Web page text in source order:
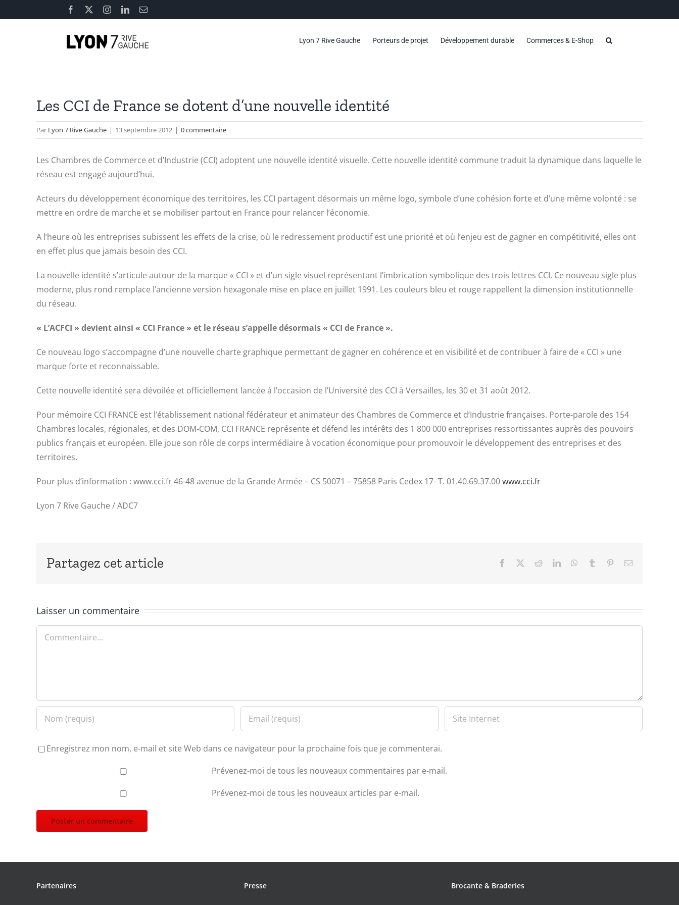
au
Facebook InstagramLinkedInEmail
Lyon 7 Rive Gauche Porteurs de projet Développement durable Commerces & E-Shop
Les CCI de France se dotent d’une nouvelle identité
Par Lyon 7 Rive Gauche | 13 septembre 2012 | 0 commentaire
Les Chambres de Commerce et d’Industrie (CCI) adoptent une nouvelle identité visuelle. Cette nouvelle identité commune traduit la dynamique dans laquelle le
réseau est engagé aujourd’hui.
Acteurs du développement économique des territoires, les CCI partagent désormais un même logo, symbole d’une cohésion forte et d’une même volonté : se
mettre en ordre de marche et se mobiliser partout en France pour relancer l’économie.
A l’heure où les entreprises subissent les effets de la crise, où le redressement productif est une priorité et où l’enjeu est de gagner en compétitivité, elles ont
en effet plus que jamais besoin des CCI.
La nouvelle identité s’articule autour de la marque « CCI » et d’un sigle visuel représentant l’imbrication symbolique des trois lettres CCI. Ce nouveau sigle plus
moderne, plus rond remplace l’ancienne version hexagonale mise en place en juillet 1991. Les couleurs bleu et rouge rappellent la dimension institutionnelle
du réseau.
« L’ACFCI » devient ainsi « CCI France » et le réseau s’appelle désormais « CCI de France ».
Ce nouveau logo s’accompagne d’une nouvelle charte graphique permettant de gagner en cohérence et en visibilité et de contribuer à faire de « CCI » une
marque forte et reconnaissable.
Cette nouvelle identité sera dévoilée et officiellement lancée à l’occasion de l’Université des CCI à Versailles, les 30 et 31 août 2012.
Pour mémoire CCI FRANCE est l’établissement national fédérateur et animateur des Chambres de Commerce et d’Industrie françaises. Porte-parole des 154
Chambres locales, régionales, et des DOM-COM, CCI FRANCE représente et défend les intérêts des 1 800 000 entreprises ressortissantes auprès des pouvoirs
publics français et européen. Elle joue son rôle de corps intermédiaire à vocation économique pour promouvoir le développement des entreprises et des
territoires.
Pour plus d’information : www.cci.fr 46-48 avenue de la Grande Armée – CS 50071 – 75858 Paris Cedex 17- T. 01.40.69.37.00www.cci.fr
Lyon 7 Rive Gauche / ADC7
Partagez cet article Facebook RedditLinkedInWhatsApp
Tumblr PinterestEmail
Laisser un commentaire
Commentaire
Enregistrez mon nom, e-mail et site Web dans ce navigateur pour la prochaine fois que je commenterai.
Prévenez-moi de tous les nouveaux commentaires par e-mail.
Prévenez-moi de tous les nouveaux articles par e-mail.
Partenaires Presse Brocante & Braderies